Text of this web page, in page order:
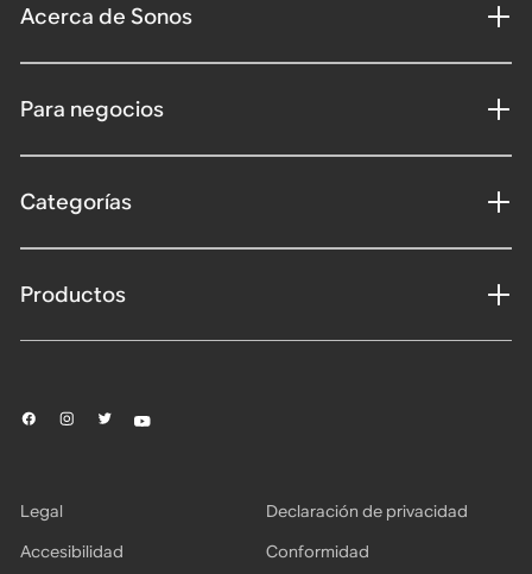
Acerca de Sonos
Para negocios
Categorías
Productos
Legal
Declaración de privacidad
Accesibilidad
Conformidad